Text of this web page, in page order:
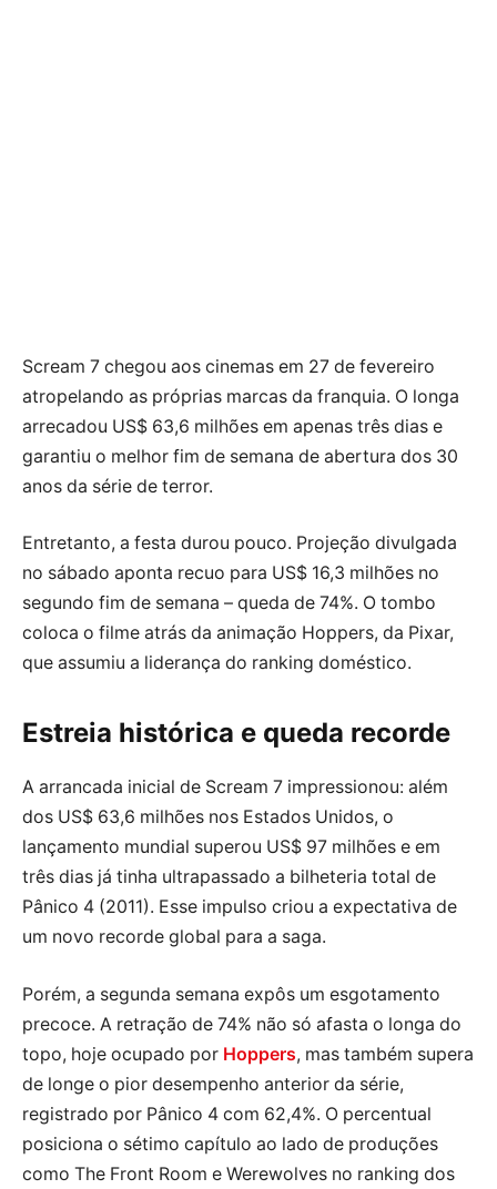
Scream 7 chegou aos cinemas em 27 de fevereiro
atropelando as próprias marcas da franquia. O longa
arrecadou US$ 63,6 milhões em apenas três dias e
garantiu o melhor fim de semana de abertura dos 30
anos da série de terror.
Entretanto, a festa durou pouco. Projeção divulgada
no sábado aponta recuo para US$ 16,3 milhões no
segundo fim de semana – queda de 74%. O tombo
coloca o filme atrás da animação Hoppers, da Pixar,
que assumiu a liderança do ranking doméstico.
Estreia histórica e queda recorde
A arrancada inicial de Scream 7 impressionou: além
dos US$ 63,6 milhões nos Estados Unidos, o
lançamento mundial superou US$ 97 milhões e em
três dias já tinha ultrapassado a bilheteria total de
Pânico 4 (2011). Esse impulso criou a expectativa de
um novo recorde global para a saga.
Porém, a segunda semana expôs um esgotamento
precoce. A retração de 74% não só afasta o longa do
topo, hoje ocupado por Hoppers, mas também supera
de longe o pior desempenho anterior da série,
registrado por Pânico 4 com 62,4%. O percentual
posiciona o sétimo capítulo ao lado de produções
como The Front Room e Werewolves no ranking dos